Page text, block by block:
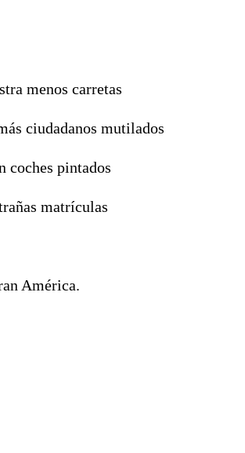
menos carretas
mutilados
pintados
matrículas
América.